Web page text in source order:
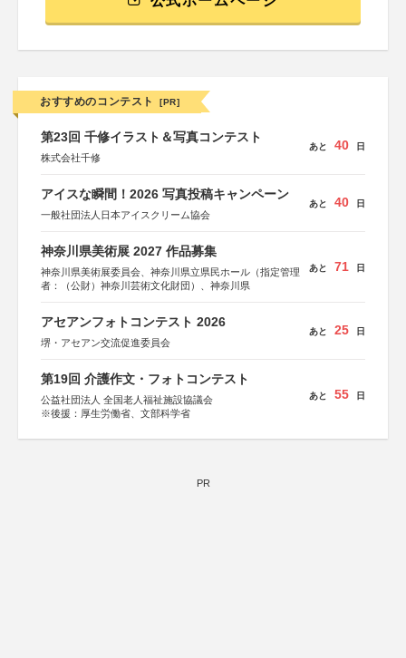
おすすめのコンテスト [PR]
第23回 千修イラスト＆写真コンテスト
株式会社千修
あと 40 日
アイスな瞬間！2026 写真投稿キャンペーン
一般社団法人日本アイスクリーム協会
あと 40 日
神奈川県美術展 2027 作品募集
神奈川県美術展委員会、神奈川県立県民ホール（指定管理
者：（公財）神奈川芸術文化財団）、神奈川県
あと 71 日
アセアンフォトコンテスト 2026
堺・アセアン交流促進委員会
あと 25 日
第19回 介護作文・フォトコンテスト
公益社団法人 全国老人福祉施設協議会
※後援：厚生労働省、文部科学省
あと 55 日
PR